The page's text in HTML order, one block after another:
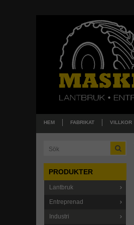
HEM FABRIKAT VILLKOR
PRODUKTER
Lantbruk
Entreprenad
Industri